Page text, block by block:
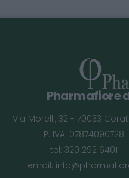
Pharmafiore
Via Morelli, 32 - 70033
P. IVA: 07874090728
tel: 320 292 6401
email: